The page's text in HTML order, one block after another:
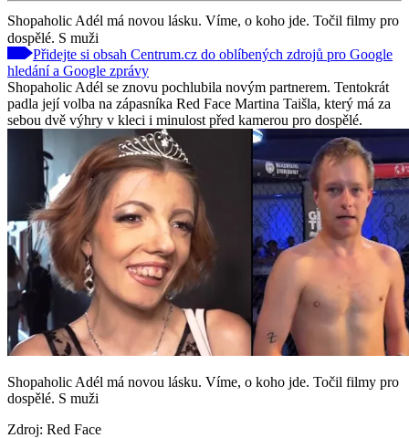
Shopaholic Adél má novou lásku. Víme, o koho jde. Točil filmy pro
dospělé. S muži
Přidejte si obsah Centrum.cz do oblíbených zdrojů pro Google
hledání a Google zprávy
Shopaholic Adél se znovu pochlubila novým partnerem. Tentokrát
padla její volba na zápasníka Red Face Martina Taišla, který má za
sebou dvě výhry v kleci i minulost před kamerou pro dospělé.
Shopaholic Adél má novou lásku. Víme, o koho jde. Točil filmy pro
dospělé. S muži
Zdroj: Red Face